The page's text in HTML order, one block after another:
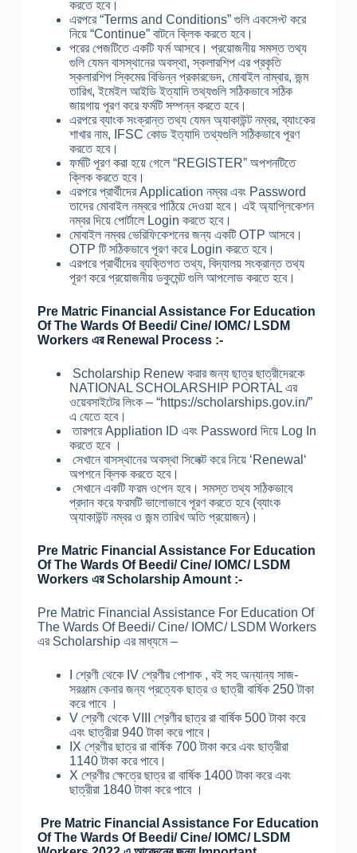
করতে হবে।
এরপরে “Terms and Conditions” গুলি একসেপ্ট করে
নিয়ে “Continue” বাটনে ক্লিক করতে হবে।
পরের পেজটিতে একটি ফর্ম আসবে। প্রয়োজনীয় সমস্ত তথ্য
গুলি যেমন বাসস্থানের অবস্থা, স্কলারশিপ এর প্রকৃতি
স্কলারশিপ স্কিমের বিভিন্ন প্রকারভেদ, মোবাইল নাম্বার, জন্ম
তারিখ, ইমেইল আইডি ইত্যাদি তথ্যগুলি সঠিকভাবে সঠিক
জায়গায় পূরণ করে ফর্মটি সম্পন্ন করতে হবে।
এরপরে ব্যাংক সংক্রান্ত তথ্য যেমন অ্যাকাউন্ট নম্বর, ব্যাংকের
শাখার নাম, IFSC কোড ইত্যাদি তথ্যগুলি সঠিকভাবে পূরণ
করতে হবে।
ফর্মটি পূরণ করা হয়ে গেলে “REGISTER” অপশনটিতে
ক্লিক করতে হবে।
এরপরে প্রার্থীদের Application নম্বর এবং Password
তাদের মোবাইল নম্বরে পাঠিয়ে দেওয়া হবে। এই অ্যাপ্লিকেশন
নম্বর দিয়ে পোর্টালে Login করতে হবে।
মোবাইল নম্বর ভেরিফিকেশনের জন্য একটি OTP আসবে।
OTP টি সঠিকভাবে পূরণ করে Login করতে হবে।
এরপরে প্রার্থীদের ব্যক্তিগত তথ্য, বিদ্যালয় সংক্রান্ত তথ্য
পূরণ করে প্রয়োজনীয় ডকুমেন্ট গুলি আপলোড করতে হবে।
Pre Matric Financial Assistance For Education
Of The Wards Of Beedi/ Cine/ IOMC/ LSDM
Workers এর Renewal Process :-
Scholarship Renew করার জন্য ছাত্র ছাত্রীদেরকে
NATIONAL SCHOLARSHIP PORTAL এর
ওয়েবসাইটের লিংক – “https://scholarships.gov.in/”
এ যেতে হবে।
তারপরে Appliation ID এবং Password দিয়ে Log In
করতে হবে ।
সেখানে বাসস্থানের অবস্থা সিলেক্ট করে নিয়ে ‘Renewal‘
অপশনে ক্লিক করতে হবে।
সেখানে একটি ফরম ওপেন হবে। সমস্ত তথ্য সঠিকভাবে
প্রদান করে ফরমটি ভালোভাবে পূরণ করতে হবে (ব্যাংক
অ্যাকাউন্ট নম্বর ও জন্ম তারিখ অতি প্রয়োজন)।
Pre Matric Financial Assistance For Education
Of The Wards Of Beedi/ Cine/ IOMC/ LSDM
Workers এর Scholarship Amount :-
Pre Matric Financial Assistance For Education Of
The Wards Of Beedi/ Cine/ IOMC/ LSDM Workers
এর Scholarship এর মাধ্যমে –
I শ্রেণী থেকে IV শ্রেণীর পোশাক , বই সহ অন্যান্য সাজ-
সরঞ্জাম কেনার জন্য প্রত্যেক ছাত্র ও ছাত্রী বার্ষিক 250 টাকা
করে পাবে ।
V শ্রেণী থেকে VIII শ্রেণীর ছাত্র রা বার্ষিক 500 টাকা করে
এবং ছাত্রীরা 940 টাকা করে পাবে।
IX শ্রেণীর ছাত্র রা বার্ষিক 700 টাকা করে এবং ছাত্রীরা
1140 টাকা করে পাবে।
X শ্রেণীর ক্ষেত্রে ছাত্র রা বার্ষিক 1400 টাকা করে এবং
ছাত্রীরা 1840 টাকা করে পাবে ।
Pre Matric Financial Assistance For Education
Of The Wards Of Beedi/ Cine/ IOMC/ LSDM